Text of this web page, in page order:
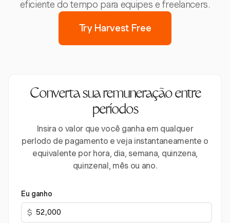
eficiente do tempo para equipes e freelancers.
Try Harvest Free
Converta sua remuneração entre
períodos
Insira o valor que você ganha em qualquer
período de pagamento e veja instantaneamente o
equivalente por hora, dia, semana, quinzena,
quinzenal, mês ou ano.
Eu ganho
$